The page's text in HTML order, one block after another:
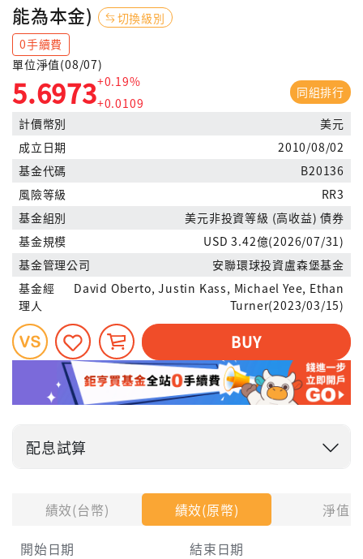
績效(台幣) 績效(原幣)
淨值
開始日期
結束日期
能為本金)
切換級別
0手續費
單位淨值(08/07)
5.6973+0.19%
+0.0109
同組排行
計價幣別
美元
成立日期
2010/08/02
基金代碼
B20136
風險等級
RR3
基金組別
美元非投資等級 (高收益) 債券
基金規模
USD 3.42億(2026/07/31)
基金管理公司
安聯環球投資盧森堡基金
基金經
理人
David Oberto, Justin Kass, Michael Yee, Ethan
Turner(2023/03/15)
BUY
配息試算
試算區間